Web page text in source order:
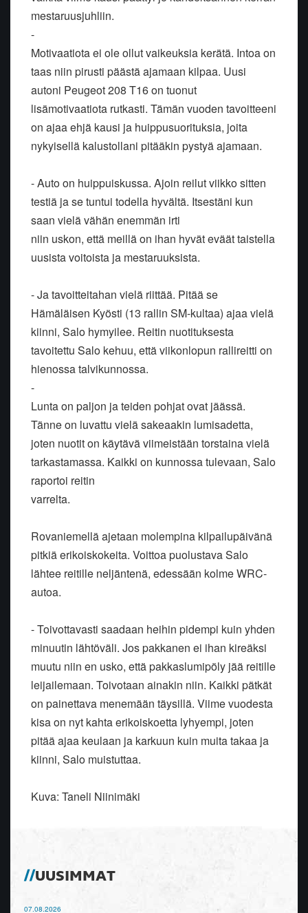
mestaruusjuhliin.
-
Motivaatiota ei ole ollut vaikeuksia kerätä. Intoa on
taas niin pirusti päästä ajamaan kilpaa. Uusi
autoni Peugeot 208 T16 on tuonut
lisämotivaatiota rutkasti. Tämän vuoden tavoitteeni
on ajaa ehjä kausi ja huippusuorituksia, joita
nykyisellä kalustollani pitääkin pystyä ajamaan.
- Auto on huippuiskussa. Ajoin reilut viikko sitten
testiä ja se tuntui todella hyvältä. Itsestäni kun
saan vielä vähän enemmän irti
niin uskon, että meillä on ihan hyvät eväät taistella
uusista voitoista ja mestaruuksista.
- Ja tavoitteitahan vielä riittää. Pitää se
Hämäläisen Kyösti (13 rallin SM-kultaa) ajaa vielä
kiinni, Salo hymyilee. Reitin nuotituksesta
tavoitettu Salo kehuu, että viikonlopun rallireitti on
hienossa talvikunnossa.
-
Lunta on paljon ja teiden pohjat ovat jäässä.
Tänne on luvattu vielä sakeaakin lumisadetta,
joten nuotit on käytävä viimeistään torstaina vielä
tarkastamassa. Kaikki on kunnossa tulevaan, Salo
raportoi reitin
varrelta.
Rovaniemellä ajetaan molempina kilpailupäivänä
pitkiä erikoiskokeita. Voittoa puolustava Salo
lähtee reitille neljäntenä, edessään kolme WRC-
autoa.
- Toivottavasti saadaan heihin pidempi kuin yhden
minuutin lähtöväli. Jos pakkanen ei ihan kireäksi
muutu niin en usko, että pakkaslumipöly jää reitille
leijailemaan. Toivotaan ainakin niin. Kaikki pätkät
on painettava menemään täysillä. Viime vuodesta
kisa on nyt kahta erikoiskoetta lyhyempi, joten
pitää ajaa keulaan ja karkuun kuin muita takaa ja
kiinni, Salo muistuttaa.
Kuva: Taneli Niinimäki
UUSIMMAT
07.08.2026